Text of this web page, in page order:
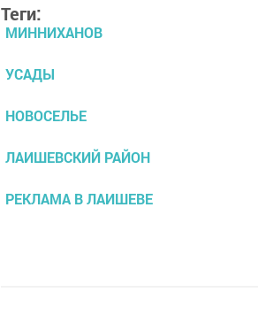
Теги:
МИННИХАНОВ
УСАДЫ
НОВОСЕЛЬЕ
ЛАИШЕВСКИЙ РАЙОН
РЕКЛАМА В ЛАИШЕВЕ